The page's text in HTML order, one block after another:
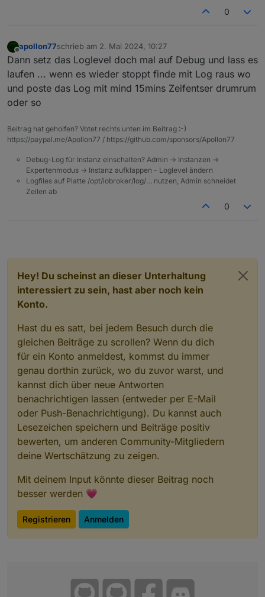
0
apollon77schrieb am 2. Mai 2024, 10:27
zuletzt editiert von
Dann setz das Loglevel doch mal auf Debug und lass es
laufen ... wenn es wieder stoppt finde mit Log raus wo
und poste das Log mit mind 15mins Zeifentser drumrum
oder so
Beitrag hat geholfen? Votet rechts unten im Beitrag :-)
https://paypal.me/Apollon77 / https://github.com/sponsors/Apollon77
Debug-Log für Instanz einschalten? Admin -> Instanzen ->
Expertenmodus -> Instanz aufklappen - Loglevel ändern
Logfiles auf Platte /opt/iobroker/log/… nutzen, Admin schneidet
Zeilen ab
0
Hey! Du scheinst an dieser Unterhaltung
interessiert zu sein, hast aber noch kein
Konto.
Hast du es satt, bei jedem Besuch durch die
gleichen Beiträge zu scrollen? Wenn du dich
für ein Konto anmeldest, kommst du immer
genau dorthin zurück, wo du zuvor warst, und
kannst dich über neue Antworten
benachrichtigen lassen (entweder per E-Mail
oder Push-Benachrichtigung). Du kannst auch
Lesezeichen speichern und Beiträge positiv
bewerten, um anderen Community-Mitgliedern
deine Wertschätzung zu zeigen.
Mit deinem Input könnte dieser Beitrag noch
besser werden 💗
Registrieren Anmelden